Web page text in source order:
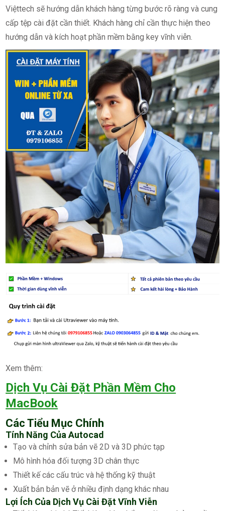
Việttech sẽ hướng dẫn khách hàng từng bước rõ ràng và cung
cấp tệp cài đặt cần thiết. Khách hàng chỉ cần thực hiện theo
hướng dẫn và kích hoạt phần mềm bằng key vĩnh viễn.
Xem thêm:
Dịch Vụ Cài Đặt Phần Mềm Cho
MacBook
Các Tiểu Mục Chính
Tính Năng Của Autocad
Tạo và chỉnh sửa bản vẽ 2D và 3D phức tạp
Mô hình hóa đối tượng 3D chân thực
Thiết kế các cấu trúc và hệ thống kỹ thuật
Xuất bản bản vẽ ở nhiều định dạng khác nhau
Lợi Ích Của Dịch Vụ Cài Đặt Vĩnh Viễn